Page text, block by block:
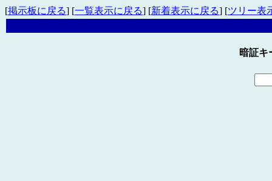
[掲示板に戻る] [一覧表示に戻る] [新着表示に戻る] [ツリー表
暗証キ